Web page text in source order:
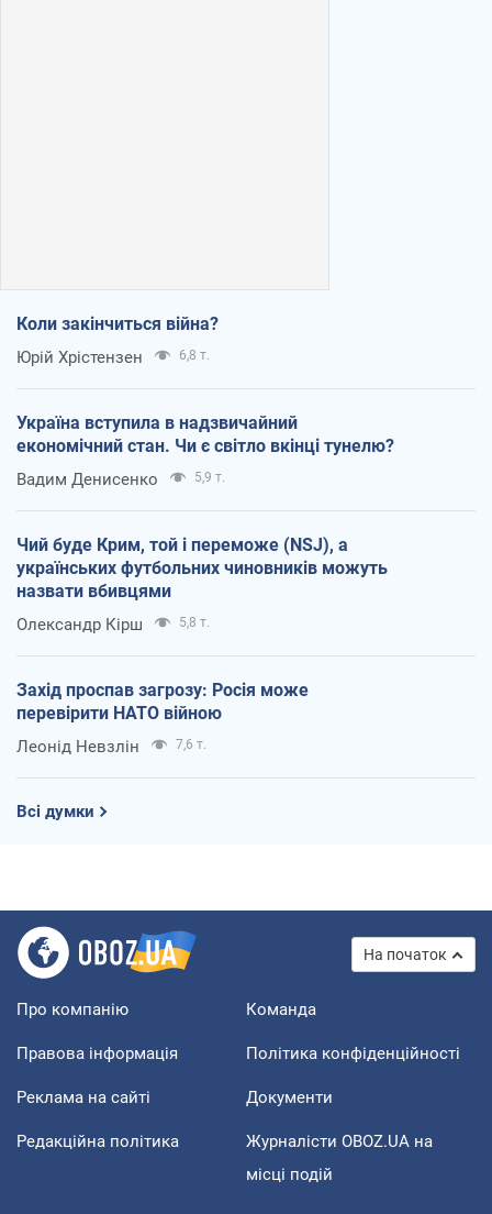
Коли закінчиться війна?
Юрій Хрістензен 6,8 т.
Україна вступила в надзвичайний
економічний стан. Чи є світло вкінці тунелю?
Вадим Денисенко 5,9 т.
Чий буде Крим, той і переможе (NSJ), а
українських футбольних чиновників можуть
назвати вбивцями
Олександр Кірш 5,8 т.
Захід проспав загрозу: Росія може
перевірити НАТО війною
Леонід Невзлін 7,6 т.
Всі думки
На початок
Про компанію Команда
Правова інформація Політика конфіденційності
Реклама на сайті Документи
Редакційна політика
Журналісти OBOZ.UA на
місці подій